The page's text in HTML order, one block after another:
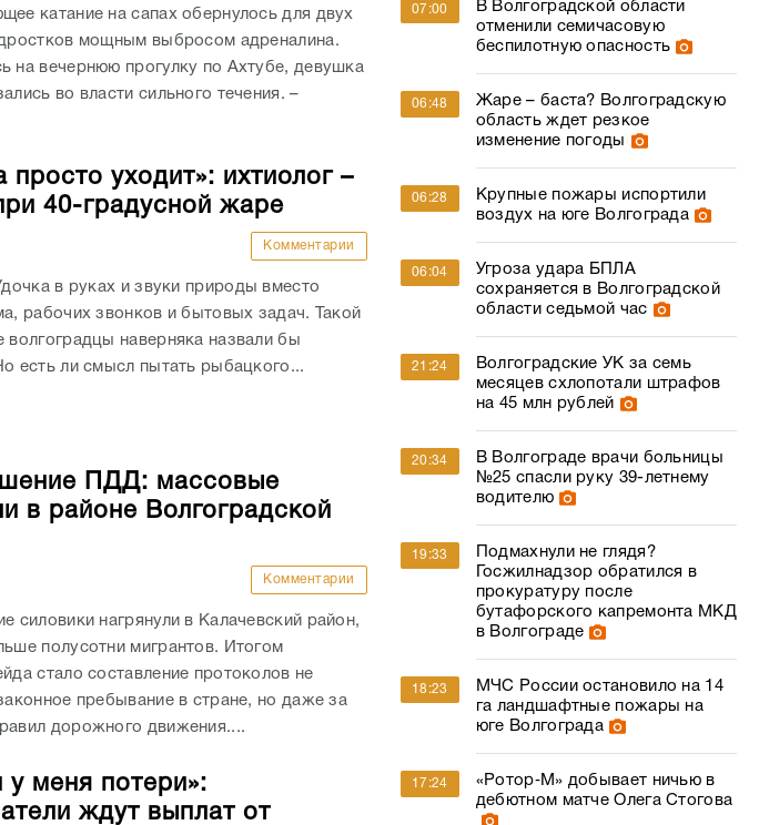
катание на сапах обернулось для двух
мощным выбросом адреналина.
на вечернюю прогулку по Ахтубе, девушка
во власти сильного течения. –
уходит»: ихтиолог –
40-градусной жаре
Комментарии
в руках и звуки природы вместо
рабочих звонков и бытовых задач. Такой
волгоградцы наверняка назвали бы
есть ли смысл пытать рыбацкого...
ПДД: массовые
в районе Волгоградской
Комментарии
силовики нагрянули в Калачевский район,
полусотни мигрантов. Итогом
стало составление протоколов не
пребывание в стране, но даже за
дорожного движения....
меня потери»:
ждут выплат от
07:00
В Волгоградской области
отменили семичасовую
беспилотную опасность
06:48
Жаре – баста? Волгоградскую
область ждет резкое
изменение погоды
06:28
Крупные пожары испортили
воздух на юге Волгограда
06:04
Угроза удара БПЛА
сохраняется в Волгоградской
области седьмой час
21:24
Волгоградские УК за семь
месяцев схлопотали штрафов
на 45 млн рублей
20:34
В Волгограде врачи больницы
№25 спасли руку 39-летнему
водителю
19:33
Подмахнули не глядя?
Госжилнадзор обратился в
прокуратуру после
бутафорского капремонта МКД
в Волгограде
18:23
МЧС России остановило на 14
га ландшафтные пожары на
юге Волгограда
17:24
«Ротор‑М» добывает ничью в
дебютном матче Олега Стогова